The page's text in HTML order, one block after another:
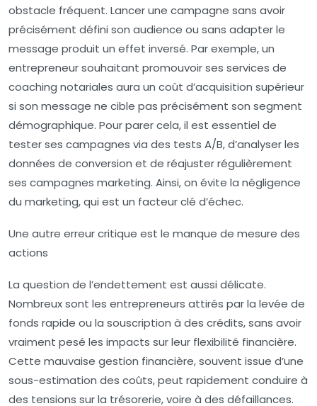
obstacle fréquent. Lancer une campagne sans avoir
précisément défini son audience ou sans adapter le
message produit un effet inversé. Par exemple, un
entrepreneur souhaitant promouvoir ses services de
coaching notariales aura un coût d’acquisition supérieur
si son message ne cible pas précisément son segment
démographique. Pour parer cela, il est essentiel de
tester ses campagnes via des tests A/B, d’analyser les
données de conversion et de réajuster régulièrement
ses campagnes marketing. Ainsi, on évite la négligence
du marketing, qui est un facteur clé d’échec.
Une autre erreur critique est le manque de mesure des
actions
La question de l’endettement est aussi délicate.
Nombreux sont les entrepreneurs attirés par la levée de
fonds rapide ou la souscription à des crédits, sans avoir
vraiment pesé les impacts sur leur flexibilité financière.
Cette mauvaise gestion financière, souvent issue d’une
sous-estimation des coûts, peut rapidement conduire à
des tensions sur la trésorerie, voire à des défaillances.